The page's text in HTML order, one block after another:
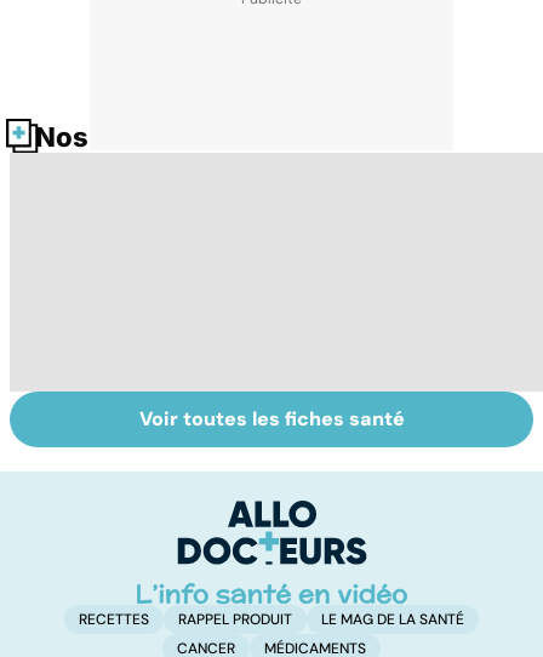
Nos fiches santé
HPV : tout savoir
sur les
Burn-out :
l'épuisement
Voir toutes les fiches santé
RECETTES RAPPEL PRODUIT
LE MAG DE LA SANTÉ
CANCER
MÉDICAMENTS